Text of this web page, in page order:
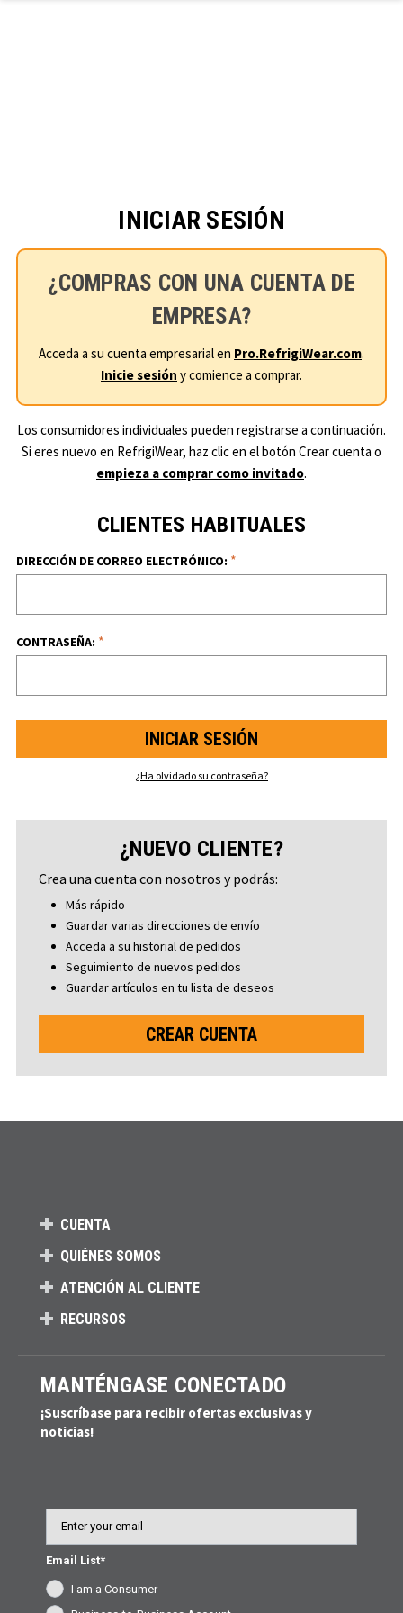
INICIAR SESIÓN
¿COMPRAS CON UNA CUENTA DE
EMPRESA?
Acceda a su cuenta empresarial en Pro.RefrigiWear.com.
Inicie sesión y comience a comprar.
Los consumidores individuales pueden registrarse a continuación.
Si eres nuevo en RefrigiWear, haz clic en el botón Crear cuenta o
empieza a comprar como invitado.
CLIENTES HABITUALES
DIRECCIÓN DE CORREO ELECTRÓNICO: *
CONTRASEÑA: *
¿Ha olvidado su contraseña?
¿NUEVO CLIENTE?
Crea una cuenta con nosotros y podrás:
Más rápido
Guardar varias direcciones de envío
Acceda a su historial de pedidos
Seguimiento de nuevos pedidos
Guardar artículos en tu lista de deseos
CREAR CUENTA
CUENTA
QUIÉNES SOMOS
ATENCIÓN AL CLIENTE
RECURSOS
MANTÉNGASE CONECTADO
¡Suscríbase para recibir ofertas exclusivas y
noticias!
Email List*
I am a Consumer